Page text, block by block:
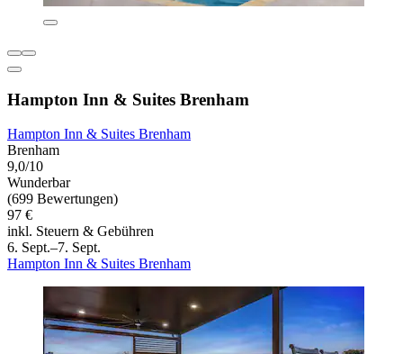
Hampton Inn & Suites Brenham
Hampton Inn & Suites Brenham
Brenham
9,0/10
Wunderbar
(699 Bewertungen)
97 €
inkl. Steuern & Gebühren
6. Sept.–7. Sept.
Hampton Inn & Suites Brenham